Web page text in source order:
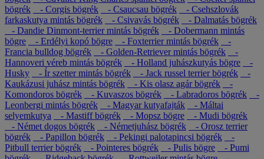
bögrék
- Corgis bögrék - Csaucsau bögrék
- Csehszlovák
farkaskutya mintás bögrék
- Csivavás bögrék
- Dalmatás bögrék
- Dandie Dinmont-terrier mintás bögrék
- Dobermann mintás
bögre
- Erdélyi kopó bögre - Foxterrier mintás bögrék
-
Francia bulldog bögrék
- Golden-Retriever mintás bögrék
-
Hannoveri véreb mintás bögrék
- Holland juhászkutyás bögre
-
Husky
- Ír szetter mintás bögrék - Jack russel terrier bögrék
-
Kaukázusi juhász mintás bögrék
- Kis olasz agár bögrék
-
Komondoros bögrék
- Kuvaszos bögrék - Labradoros bögrék
-
Leonbergi mintás bögrék
- Magyar kutyafajták
- Máltai
selyemkutya
- Mastiff bögrék - Mopsz bögre
- Mudi bögrék
- Német dogos bögrék
- Németjuhász bögrék
- Orosz terrier
bögrék
- Papillon bögrék - Pekingi palotapincsi bögrék
-
Pitbull terrier bögrék
- Pointeres bögrék - Pulis bögre
- Pumi